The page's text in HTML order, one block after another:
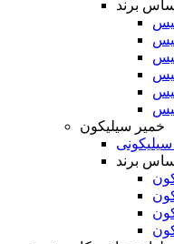
برند
خمیر سیلیکون
برند